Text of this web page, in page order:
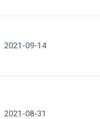
2021-09-14
2021-08-31